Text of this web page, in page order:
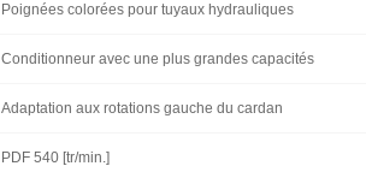
Poignées colorées pour tuyaux hydrauliques
Conditionneur avec une plus grandes capacités
Adaptation aux rotations gauche du cardan
PDF 540 [tr/min.]